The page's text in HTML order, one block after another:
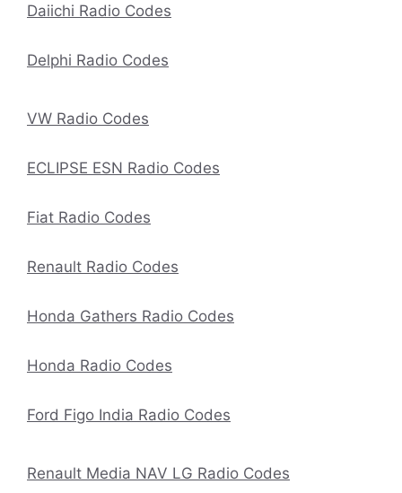
Daiichi Radio Codes
Delphi Radio Codes
VW Radio Codes
ECLIPSE ESN Radio Codes
Fiat Radio Codes
Renault Radio Codes
Honda Gathers Radio Codes
Honda Radio Codes
Ford Figo India Radio Codes
Renault Media NAV LG Radio Codes